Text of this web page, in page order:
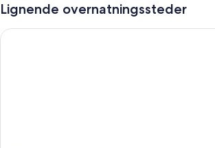
Andre fordele hos dette hotel inkluderer:
Lignende overnatningssteder
Hilton Melbourne, FL